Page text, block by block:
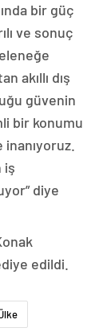
bir güç
ve sonuç
akıllı dış
güvenin
bir konumu
iş
diye
edildi.